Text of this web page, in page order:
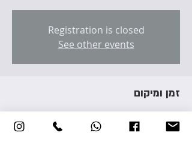
Registration is closed
See other events
זמן ומיקום
Yehud-Monosson, Avraham Giron St 3,